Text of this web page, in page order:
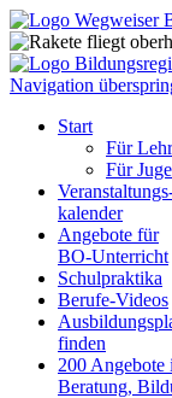
Navigation
Start
Für
Für
kalender
Angebote für
BO-Unterricht
Schulpraktika
Berufe-Videos
finden
200 Angebote
Beratung,